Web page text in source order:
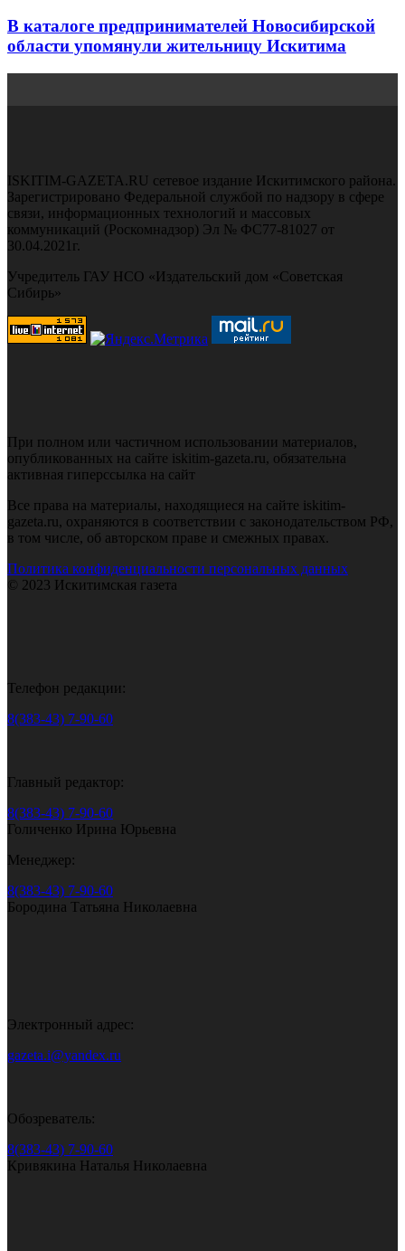
В каталоге предпринимателей Новосибирской
области упомянули жительницу Искитима
ISKITIM-GAZETA.RU сетевое издание Искитимского района.
Зарегистрировано Федеральной службой по надзору в сфере
связи, информационных технологий и массовых
коммуникаций (Роскомнадзор) Эл № ФС77-81027 от
30.04.2021г.
Учредитель ГАУ НСО «Издательский дом «Советская
Сибирь»
При полном или частичном использовании материалов,
опубликованных на сайте iskitim-gazeta.ru, обязательна
активная гиперссылка на сайт
Все права на материалы, находящиеся на сайте iskitim-
gazeta.ru, охраняются в соответствии с законодательством РФ,
в том числе, об авторском праве и смежных правах.
Политика конфиденциальности персональных данных
© 2023 Искитимская газета
Телефон редакции:
8(383-43) 7-90-60
Главный редактор:
8(383-43) 7-90-60
Голиченко Ирина Юрьевна
Менеджер:
8(383-43) 7-90-60
Бородина Татьяна Николаевна
Электронный адрес:
gazeta.i@yandex.ru
Обозреватель:
8(383-43) 7-90-60
Кривякина Наталья Николаевна